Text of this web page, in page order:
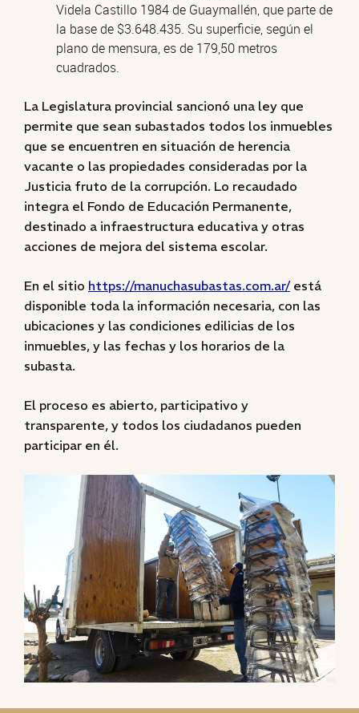
Videla Castillo 1984 de Guaymallén, que parte de
la base de $3.648.435. Su superficie, según el
plano de mensura, es de 179,50 metros
cuadrados.
La Legislatura provincial sancionó una ley que
permite que sean subastados todos los inmuebles
que se encuentren en situación de herencia
vacante o las propiedades consideradas por la
Justicia fruto de la corrupción. Lo recaudado
integra el Fondo de Educación Permanente,
destinado a infraestructura educativa y otras
acciones de mejora del sistema escolar.
En el sitio https://manuchasubastas.com.ar/está
disponible toda la información necesaria, con las
ubicaciones y las condiciones edilicias de los
inmuebles, y las fechas y los horarios de la
subasta.
El proceso es abierto, participativo y
transparente, y todos los ciudadanos pueden
participar en él.